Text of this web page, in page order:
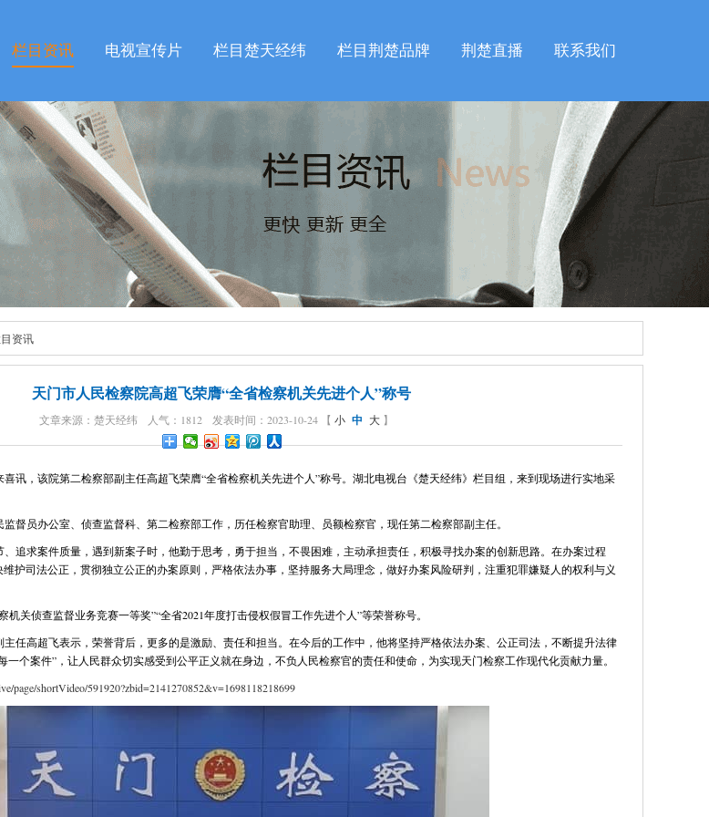
栏目资讯 电视宣传片 栏目楚天经纬 栏目荆楚品牌 荆楚直播 联系我们
资讯
天门市人民检察院高超飞荣膺“全省检察机关先进个人”称号
文章来源：楚天经纬 人气：1812 发表时间：2023-10-24 【 小 中 大 】
讯，该院第二检察部副主任高超飞荣膺“全省检察机关先进个人”称号。湖北电视台《楚天经纬》栏目组，来到现场进行实地采
督员办公室、侦查监督科、第二检察部工作，历任检察官助理、员额检察官，现任第二检察部副主任。
追求案件质量，遇到新案子时，他勤于思考，勇于担当，不畏困难，主动承担责任，积极寻找办案的创新思路。在办案过程
护司法公正，贯彻独立公正的办案原则，严格依法办事，坚持服务大局理念，做好办案风险研判，注重犯罪嫌疑人的权利与义
机关侦查监督业务竞赛一等奖”“全省2021年度打击侵权假冒工作先进个人”等荣誉称号。
任高超飞表示，荣誉背后，更多的是激励、责任和担当。在今后的工作中，他将坚持严格依法办案、公正司法，不断提升法律
一个案件”，让人民群众切实感受到公平正义就在身边，不负人民检察官的责任和使命，为实现天门检察工作现代化贡献力量。
page/shortVideo/591920?zbid=2141270852&v=1698118218699